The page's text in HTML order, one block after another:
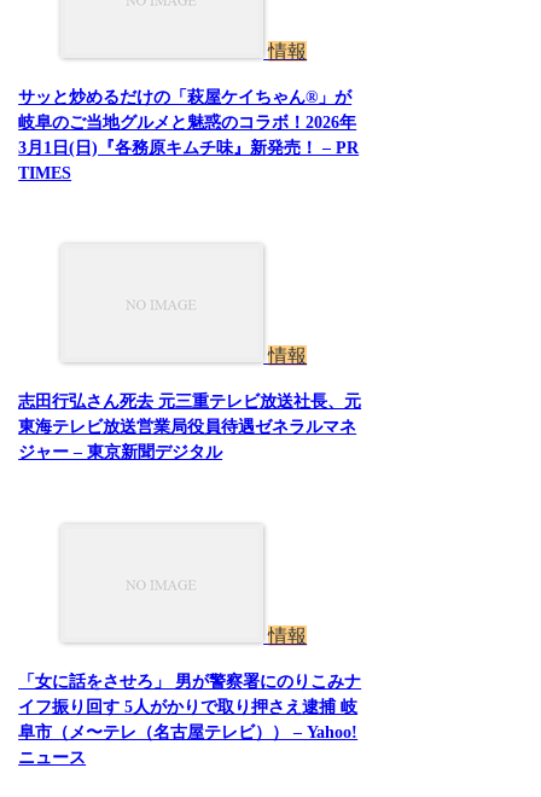
情報
サッと炒めるだけの「萩屋ケイちゃん®」が
岐阜のご当地グルメと魅惑のコラボ！2026年
3月1日(日)『各務原キムチ味』新発売！ – PR
TIMES
情報
志田行弘さん死去 元三重テレビ放送社長、元
東海テレビ放送営業局役員待遇ゼネラルマネ
ジャー – 東京新聞デジタル
情報
「女に話をさせろ」 男が警察署にのりこみナ
イフ振り回す 5人がかりで取り押さえ逮捕 岐
阜市（メ〜テレ（名古屋テレビ）） – Yahoo!
ニュース